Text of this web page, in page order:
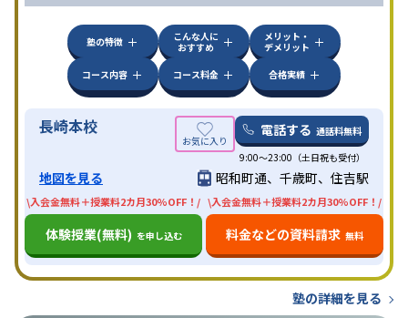
塾の特徴
こんな人に
おすすめ
メリット・
デメリット
コース内容
コース料金 合格実績
長崎本校 電話する 通話料無料
9:00～23:00（土日祝も受付）
地図を見る 昭和町通、千歳町、住吉駅
\入会金無料＋授業料2カ月30%OFF！/
体験授業(無料) を申し込む
\入会金無料＋授業料2カ月30%OFF！/
料金などの資料請求 無料
塾の詳細を見る